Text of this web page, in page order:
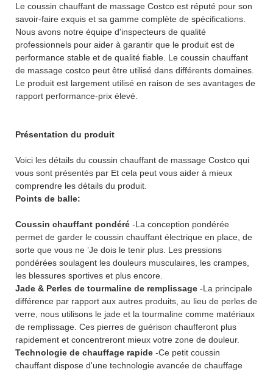
Le coussin chauffant de massage Costco est réputé pour son
savoir-faire exquis et sa gamme complète de spécifications.
Nous avons notre équipe d'inspecteurs de qualité
professionnels pour aider à garantir que le produit est de
performance stable et de qualité fiable. Le coussin chauffant
de massage costco peut être utilisé dans différents domaines.
Le produit est largement utilisé en raison de ses avantages de
rapport performance-prix élevé.
Présentation du produit
Voici les détails du coussin chauffant de massage Costco qui
vous sont présentés par Et cela peut vous aider à mieux
comprendre les détails du produit.
Points de balle:
Coussin chauffant pondéré -La conception pondérée
permet de garder le coussin chauffant électrique en place, de
sorte que vous ne ’Je dois le tenir plus. Les pressions
pondérées soulagent les douleurs musculaires, les crampes,
les blessures sportives et plus encore.
Jade & Perles de tourmaline de remplissage -La principale
différence par rapport aux autres produits, au lieu de perles de
verre, nous utilisons le jade et la tourmaline comme matériaux
de remplissage. Ces pierres de guérison chaufferont plus
rapidement et concentreront mieux votre zone de douleur.
Technologie de chauffage rapide -Ce petit coussin
chauffant dispose d'une technologie avancée de chauffage